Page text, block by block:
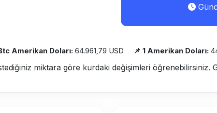
Amerikan Doları: 64.961,79 USD 📌 1 Amerikan Doları:
miktara göre kurdaki değişimleri öğrenebilirsiniz.